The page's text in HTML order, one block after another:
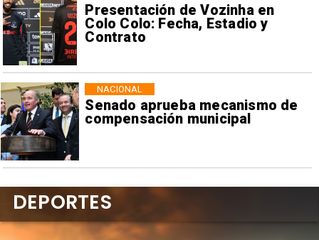
Presentación de Vozinha en
Colo Colo: Fecha, Estadio y
Contrato
Senado aprueba mecanismo de
compensación municipal
NACIONAL
DEPORTES